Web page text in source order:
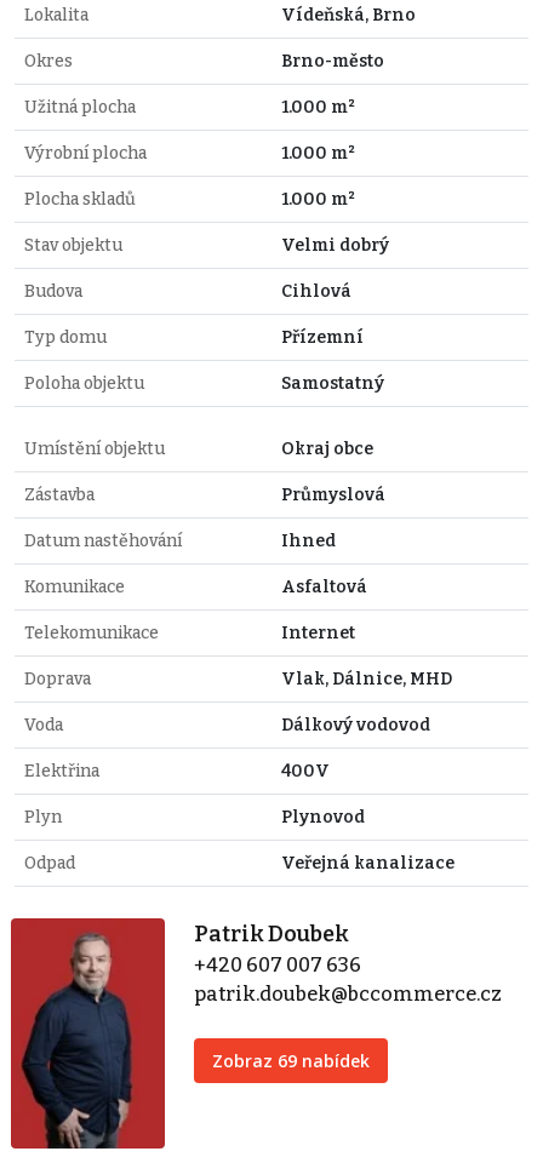
Lokalita Vídeňská, Brno
Okres Brno-město
Užitná plocha 1.000 m²
Výrobní plocha 1.000 m²
Plocha skladů 1.000 m²
Stav objektu Velmi dobrý
Budova Cihlová
Typ domu Přízemní
Poloha objektu Samostatný
Umístění objektu Okraj obce
Zástavba Průmyslová
Datum nastěhování Ihned
Komunikace Asfaltová
Telekomunikace Internet
Doprava Vlak, Dálnice, MHD
Voda Dálkový vodovod
Elektřina 400V
Plyn Plynovod
Odpad Veřejná kanalizace
Patrik Doubek
+420 607 007 636
patrik.doubek@bccommerce.cz
Zobraz 69 nabídek